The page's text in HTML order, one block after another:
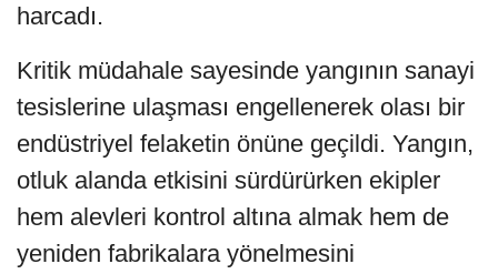
harcadı.
Kritik müdahale sayesinde yangının sanayi
tesislerine ulaşması engellenerek olası bir
endüstriyel felaketin önüne geçildi. Yangın,
otluk alanda etkisini sürdürürken ekipler
hem alevleri kontrol altına almak hem de
yeniden fabrikalara yönelmesini